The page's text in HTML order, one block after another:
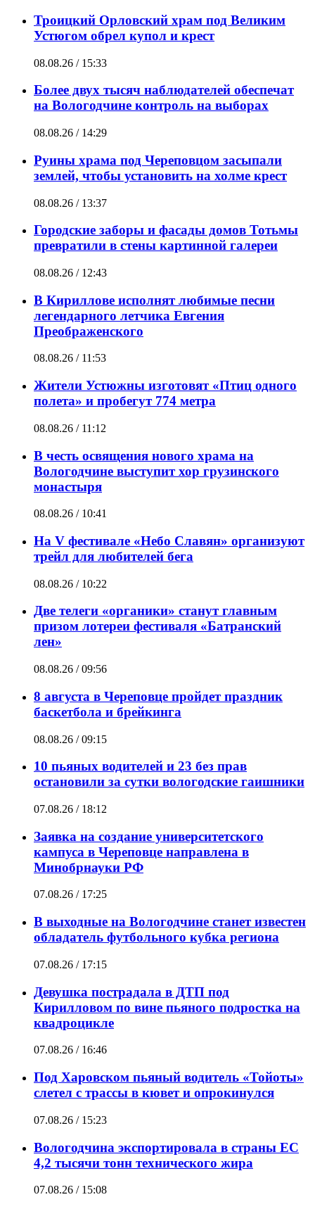
Троицкий Орловский храм под Великим
Устюгом обрел купол и крест
08.08.26 / 15:33
Более двух тысяч наблюдателей обеспечат
на Вологодчине контроль на выборах
08.08.26 / 14:29
Руины храма под Череповцом засыпали
землей, чтобы установить на холме крест
08.08.26 / 13:37
Городские заборы и фасады домов Тотьмы
превратили в стены картинной галереи
08.08.26 / 12:43
В Кириллове исполнят любимые песни
легендарного летчика Евгения
Преображенского
08.08.26 / 11:53
Жители Устюжны изготовят «Птиц одного
полета» и пробегут 774 метра
08.08.26 / 11:12
В честь освящения нового храма на
Вологодчине выступит хор грузинского
монастыря
08.08.26 / 10:41
На V фестивале «Небо Славян» организуют
трейл для любителей бега
08.08.26 / 10:22
Две телеги «органики» станут главным
призом лотереи фестиваля «Батранский
лен»
08.08.26 / 09:56
8 августа в Череповце пройдет праздник
баскетбола и брейкинга
08.08.26 / 09:15
10 пьяных водителей и 23 без прав
остановили за сутки вологодские гаишники
07.08.26 / 18:12
Заявка на создание университетского
кампуса в Череповце направлена в
Минобрнауки РФ
07.08.26 / 17:25
В выходные на Вологодчине станет известен
обладатель футбольного кубка региона
07.08.26 / 17:15
Девушка пострадала в ДТП под
Кирилловом по вине пьяного подростка на
квадроцикле
07.08.26 / 16:46
Под Харовском пьяный водитель «Тойоты»
слетел с трассы в кювет и опрокинулся
07.08.26 / 15:23
Вологодчина экспортировала в страны ЕС
4,2 тысячи тонн технического жира
07.08.26 / 15:08